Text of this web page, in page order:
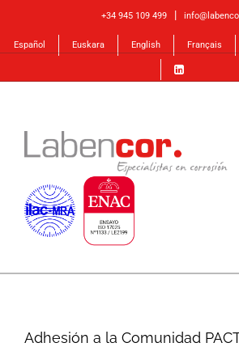
+34 945 109 499 |
Español Euskara English Français
Adhesión a la Comunidad